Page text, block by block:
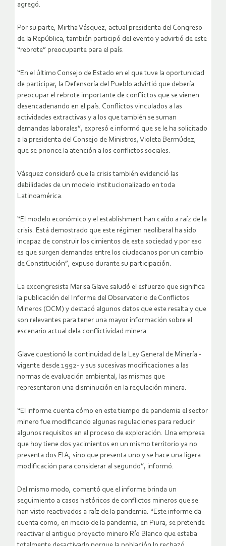
agregó.
Por su parte, Mirtha Vásquez, actual presidenta del Congreso
de la República, también participó del evento y advirtió de este
“rebrote” preocupante para el país.
“En el último Consejo de Estado en el que tuve la oportunidad
de participar, la Defensoría del Pueblo advirtió que debería
preocupar el rebrote importante de conflictos que se vienen
desencadenando en el país. Conflictos vinculados a las
actividades extractivas y a los que también se suman
demandas laborales”, expresó e informó que se le ha solicitado
a la presidenta del Consejo de Ministros, Violeta Bermúdez,
que se priorice la atención a los conflictos sociales.
Vásquez consideró que la crisis también evidenció las
debilidades de un modelo institucionalizado en toda
Latinoamérica.
“El modelo económico y el establishment han caído a raíz de la
crisis. Está demostrado que este régimen neoliberal ha sido
incapaz de construir los cimientos de esta sociedad y por eso
es que surgen demandas entre los ciudadanos por un cambio
de Constitución”, expuso durante su participación.
La excongresista Marisa Glave saludó el esfuerzo que significa
la publicación del Informe del Observatorio de Conflictos
Mineros (OCM) y destacó algunos datos que este resalta y que
son relevantes para tener una mayor información sobre el
escenario actual dela conflictividad minera.
Glave cuestionó la continuidad de la Ley General de Minería -
vigente desde 1992- y sus sucesivas modificaciones a las
normas de evaluación ambiental, las mismas que
representaron una disminución en la regulación minera.
“El informe cuenta cómo en este tiempo de pandemia el sector
minero fue modificando algunas regulaciones para reducir
algunos requisitos en el proceso de exploración. Una empresa
que hoy tiene dos yacimientos en un mismo territorio ya no
presenta dos EIA, sino que presenta uno y se hace una ligera
modificación para considerar al segundo”, informó.
Del mismo modo, comentó que el informe brinda un
seguimiento a casos históricos de conflictos mineros que se
han visto reactivados a raíz de la pandemia. “Este informe da
cuenta como, en medio de la pandemia, en Piura, se pretende
reactivar el antiguo proyecto minero Río Blanco que estaba